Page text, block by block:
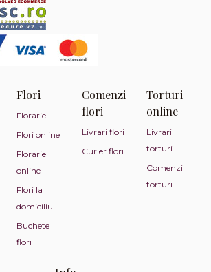
Flori
Florarie
Flori online
Florarie
online
Flori la
domiciliu
Buchete
flori
Comenzi
flori
Livrari flori
Curier flori
Torturi
online
Livrari
torturi
Comenzi
torturi